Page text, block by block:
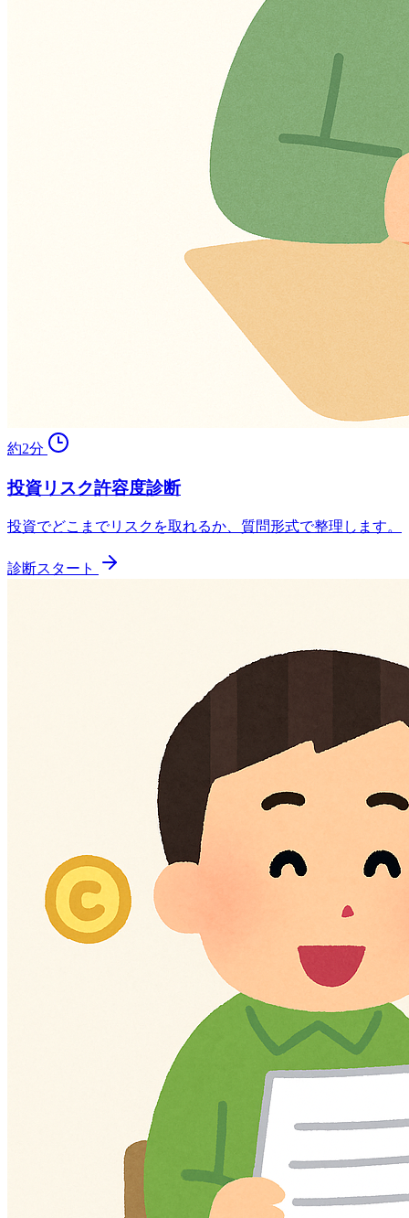
約2分
投資リスク許容度診断
投資でどこまでリスクを取れるか、質問形式で整理します。
診断スタート